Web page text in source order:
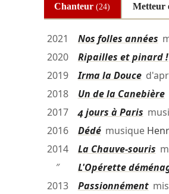
Chanteur(24) Metteur
2021 Nos folles années
2020
Ripailles et pinard !
2019
Irma la Douce
2018
Un de la Canebière
2017
4 jours à Paris
2016
Dédémusique
2014
La Chauve-souris
″
L'Opérette
2013
Passionnément